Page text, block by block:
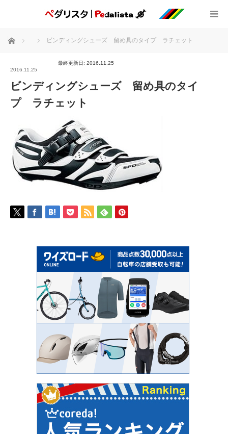
ホーム ビンディングシューズ 留め具のタイプ ラチェット
2016.11.25
最終更新日: 2016.11.25
ビンディングシューズ 留め具のタイ
プ ラチェット